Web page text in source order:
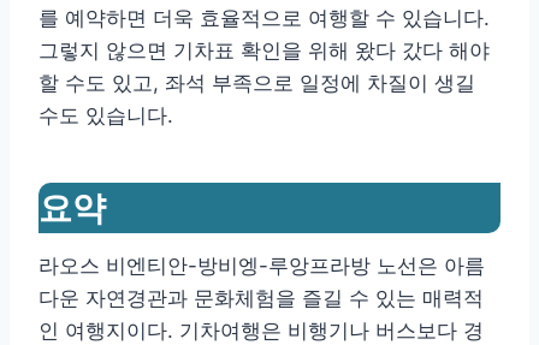
를 예약하면 더욱 효율적으로 여행할 수 있습니다.
그렇지 않으면 기차표 확인을 위해 왔다 갔다 해야
할 수도 있고, 좌석 부족으로 일정에 차질이 생길
수도 있습니다.
요약
라오스 비엔티안-방비엥-루앙프라방 노선은 아름
다운 자연경관과 문화체험을 즐길 수 있는 매력적
인 여행지이다. 기차여행은 비행기나 버스보다 경